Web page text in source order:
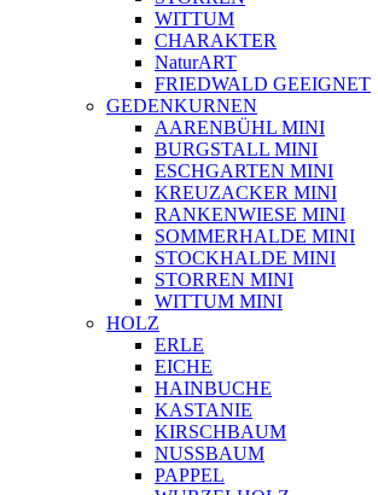
WITTUM
CHARAKTER
NaturART
FRIEDWALD GEEIGNET
GEDENKURNEN
AARENBÜHL MINI
BURGSTALL MINI
ESCHGARTEN MINI
KREUZACKER MINI
RANKENWIESE MINI
SOMMERHALDE MINI
STOCKHALDE MINI
STORREN MINI
WITTUM MINI
HOLZ
ERLE
EICHE
HAINBUCHE
KASTANIE
KIRSCHBAUM
NUSSBAUM
PAPPEL